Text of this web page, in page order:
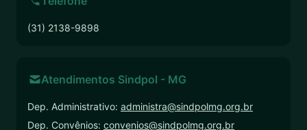
(31) 2138-9898
Atendimentos Sindpol - MG
Dep. Administrativo: administra@sindpolmg.org.br
Dep. Convênios: convenios@sindpolmg.org.br